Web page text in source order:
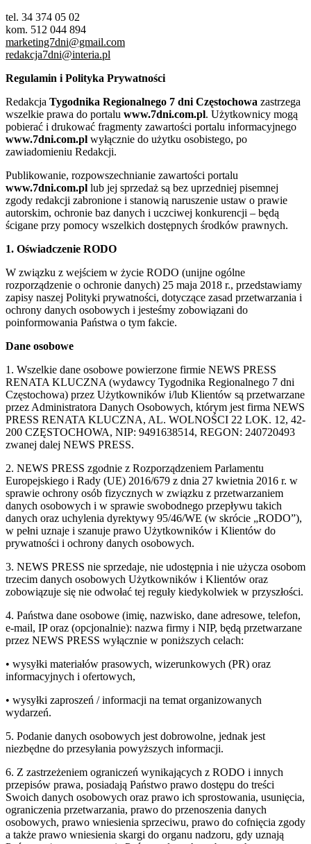
tel. 34 374 05 02
kom. 512 044 894
marketing7dni@gmail.com
redakcja7dni@interia.pl
Regulamin i Polityka Prywatności
Redakcja Tygodnika Regionalnego 7 dni Częstochowa zastrzega
wszelkie prawa do portalu www.7dni.com.pl. Użytkownicy mogą
pobierać i drukować fragmenty zawartości portalu informacyjnego
www.7dni.com.pl wyłącznie do użytku osobistego, po
zawiadomieniu Redakcji.
Publikowanie, rozpowszechnianie zawartości portalu
www.7dni.com.pl lub jej sprzedaż są bez uprzedniej pisemnej
zgody redakcji zabronione i stanowią naruszenie ustaw o prawie
autorskim, ochronie baz danych i uczciwej konkurencji – będą
ścigane przy pomocy wszelkich dostępnych środków prawnych.
1. Oświadczenie RODO
W związku z wejściem w życie RODO (unijne ogólne
rozporządzenie o ochronie danych) 25 maja 2018 r., przedstawiamy
zapisy naszej Polityki prywatności, dotyczące zasad przetwarzania i
ochrony danych osobowych i jesteśmy zobowiązani do
poinformowania Państwa o tym fakcie.
Dane osobowe
1. Wszelkie dane osobowe powierzone firmie NEWS PRESS
RENATA KLUCZNA (wydawcy Tygodnika Regionalnego 7 dni
Częstochowa) przez Użytkowników i/lub Klientów są przetwarzane
przez Administratora Danych Osobowych, którym jest firma NEWS
PRESS RENATA KLUCZNA, AL. WOLNOŚCI 22 LOK. 12, 42-
200 CZĘSTOCHOWA, NIP: 9491638514, REGON: 240720493
zwanej dalej NEWS PRESS.
2. NEWS PRESS zgodnie z Rozporządzeniem Parlamentu
Europejskiego i Rady (UE) 2016/679 z dnia 27 kwietnia 2016 r. w
sprawie ochrony osób fizycznych w związku z przetwarzaniem
danych osobowych i w sprawie swobodnego przepływu takich
danych oraz uchylenia dyrektywy 95/46/WE (w skrócie „RODO”),
w pełni uznaje i szanuje prawo Użytkowników i Klientów do
prywatności i ochrony danych osobowych.
3. NEWS PRESS nie sprzedaje, nie udostępnia i nie użycza osobom
trzecim danych osobowych Użytkowników i Klientów oraz
zobowiązuje się nie odwołać tej reguły kiedykolwiek w przyszłości.
4. Państwa dane osobowe (imię, nazwisko, dane adresowe, telefon,
e-mail, IP oraz (opcjonalnie): nazwa firmy i NIP, będą przetwarzane
przez NEWS PRESS wyłącznie w poniższych celach:
• wysyłki materiałów prasowych, wizerunkowych (PR) oraz
informacyjnych i ofertowych,
• wysyłki zaproszeń / informacji na temat organizowanych
wydarzeń.
5. Podanie danych osobowych jest dobrowolne, jednak jest
niezbędne do przesyłania powyższych informacji.
6. Z zastrzeżeniem ograniczeń wynikających z RODO i innych
przepisów prawa, posiadają Państwo prawo dostępu do treści
Swoich danych osobowych oraz prawo ich sprostowania, usunięcia,
ograniczenia przetwarzania, prawo do przenoszenia danych
osobowych, prawo wniesienia sprzeciwu, prawo do cofnięcia zgody
a także prawo wniesienia skargi do organu nadzoru, gdy uznają